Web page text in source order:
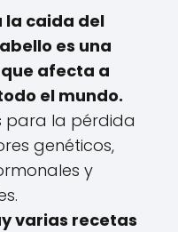
la caida del
es una
afecta a
el mundo.
para la pérdida
genéticos,
y
varias recetas